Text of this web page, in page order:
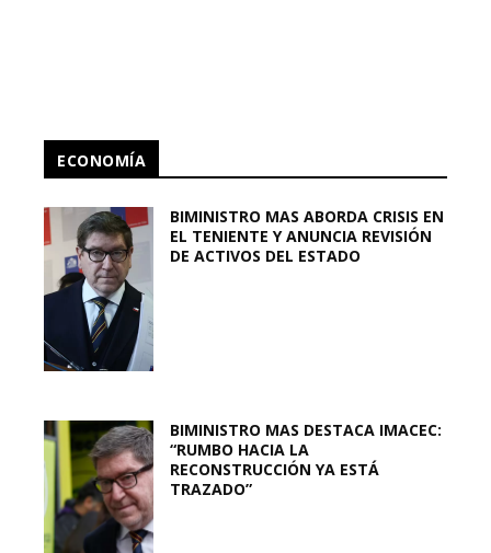
ECONOMÍA
BIMINISTRO MAS ABORDA CRISIS EN
EL TENIENTE Y ANUNCIA REVISIÓN
DE ACTIVOS DEL ESTADO
BIMINISTRO MAS DESTACA IMACEC:
“RUMBO HACIA LA
RECONSTRUCCIÓN YA ESTÁ
TRAZADO”